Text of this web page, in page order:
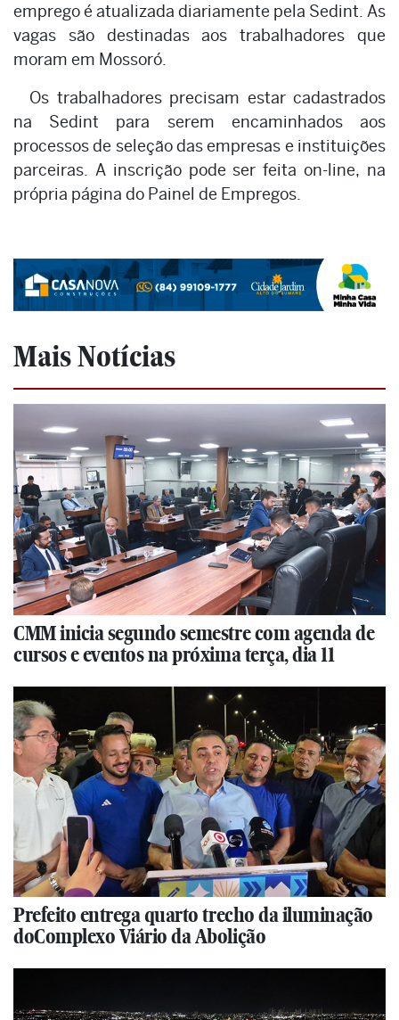
emprego é atualizada diariamente pela Sedint. As
vagas são destinadas aos trabalhadores que
moram em Mossoró.
Os trabalhadores precisam estar cadastrados
na Sedint para serem encaminhados aos
processos de seleção das empresas e instituições
parceiras. A inscrição pode ser feita on-line, na
própria página do Painel de Empregos.
Mais Notícias
CMM inicia segundo semestre com agenda de
cursos e eventos na próxima terça, dia 11
Prefeito entrega quarto trecho da iluminação
doComplexo Viário da Abolição